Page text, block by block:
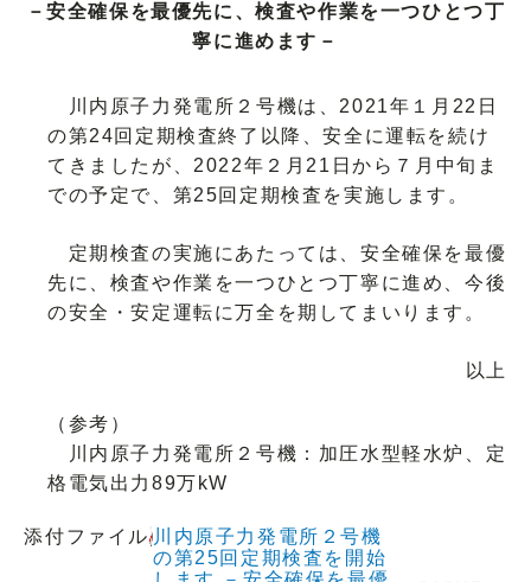
－安全確保を最優先に、検査や作業を一つひとつ丁
寧に進めます－
川内原子力発電所２号機は、2021年１月22日
の第24回定期検査終了以降、安全に運転を続け
てきましたが、2022年２月21日から７月中旬ま
での予定で、第25回定期検査を実施します。
定期検査の実施にあたっては、安全確保を最優
先に、検査や作業を一つひとつ丁寧に進め、今後
の安全・安定運転に万全を期してまいります。
以上
（参考）
川内原子力発電所２号機：加圧水型軽水炉、定
格電気出力89万kW
添付ファイル 川内原子力発電所２号機
の第25回定期検査を開始